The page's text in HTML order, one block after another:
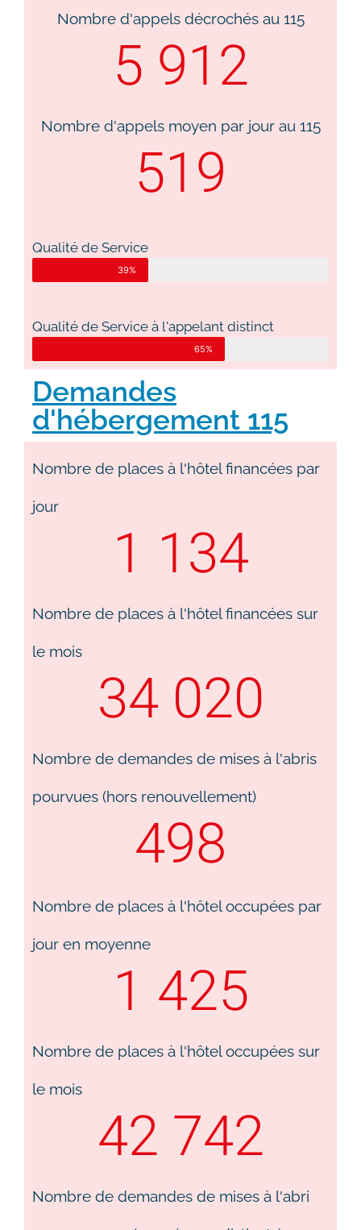
Nombre d'appels décrochés au 115​
5 912
Nombre d'appels moyen par jour au 115
519
Qualité de Service
39%
Qualité de Service à l'appelant distinct
65%
Demandes
d'hébergement 115
Nombre de places à l'hôtel financées par
jour
1 134
Nombre de places à l'hôtel financées sur
le mois
34 020
Nombre de demandes de mises à l'abris
pourvues (hors renouvellement)
498
Nombre de places à l'hôtel occupées par
jour en moyenne
1 425
Nombre de places à l'hôtel occupées sur
le mois​
42 742
Nombre de demandes de mises à l'abri